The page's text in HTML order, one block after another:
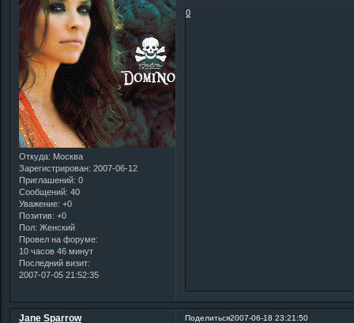
Откуда: Москва
Зарегистрирован: 2007-06-12
Приглашений: 0
Сообщений: 40
Уважение: +0
Позитив: +0
Пол: Женский
Провел на форуме:
10 часов 46 минут
Последний визит:
2007-07-05 21:52:35
0
Поделиться2007-06-18 23:21:50
Jane Sparrow